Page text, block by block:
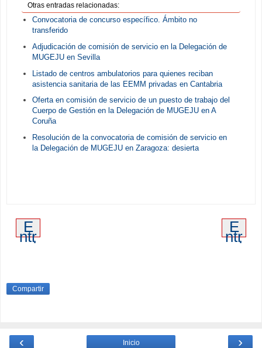
Otras entradas relacionadas:
Convocatoria de concurso específico. Ámbito no
transferido
Adjudicación de comisión de servicio en la Delegación de
MUGEJU en Sevilla
Listado de centros ambulatorios para quienes reciban
asistencia sanitaria de las EEMM privadas en Cantabria
Oferta en comisión de servicio de un puesto de trabajo del
Cuerpo de Gestión en la Delegación de MUGEJU en A
Coruña
Resolución de la convocatoria de comisión de servicio en
la Delegación de MUGEJU en Zaragoza: desierta
E
ntr
ad
re
ci
E
ntr
ad
Compartir
‹ ›
Inicio